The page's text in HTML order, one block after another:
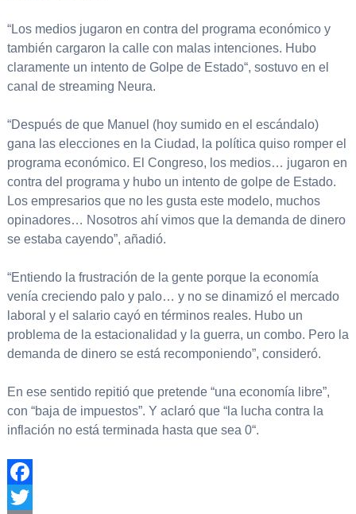
“Los medios jugaron en contra del programa económico y
también cargaron la calle con malas intenciones. Hubo
claramente un intento de Golpe de Estado“, sostuvo en el
canal de streaming Neura.
“Después de que Manuel (hoy sumido en el escándalo)
gana las elecciones en la Ciudad, la política quiso romper el
programa económico. El Congreso, los medios… jugaron en
contra del programa y hubo un intento de golpe de Estado.
Los empresarios que no les gusta este modelo, muchos
opinadores… Nosotros ahí vimos que la demanda de dinero
se estaba cayendo”, añadió.
“Entiendo la frustración de la gente porque la economía
venía creciendo palo y palo… y no se dinamizó el mercado
laboral y el salario cayó en términos reales. Hubo un
problema de la estacionalidad y la guerra, un combo. Pero la
demanda de dinero se está recomponiendo”, consideró.
En ese sentido repitió que pretende “una economía libre”,
con “baja de impuestos”. Y aclaró que “la lucha contra la
inflación no está terminada hasta que sea 0“.
Facebook